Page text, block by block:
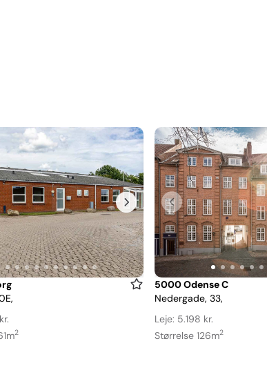
2
Item
1
of
9
5000 Odense C
Nedergade, 33,
Leje: 5.198 kr.
Størrelse 126m2